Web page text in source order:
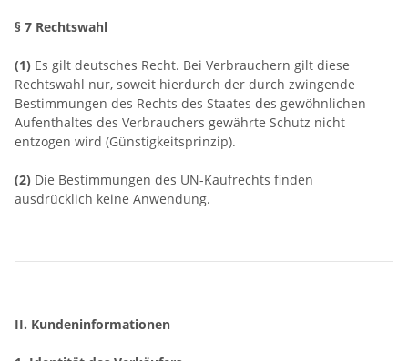
§ 7 Rechtswahl
(1) Es gilt deutsches Recht. Bei Verbrauchern gilt diese
Rechtswahl nur, soweit hierdurch der durch zwingende
Bestimmungen des Rechts des Staates des gewöhnlichen
Aufenthaltes des Verbrauchers gewährte Schutz nicht
entzogen wird (Günstigkeitsprinzip).
(2) Die Bestimmungen des UN-Kaufrechts finden
ausdrücklich keine Anwendung.
II. Kundeninformationen